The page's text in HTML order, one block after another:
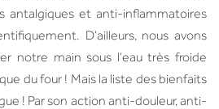
antalgiques et anti-inflammatoires
D’ailleurs, nous avons
notre main sous l’eau très froide
du four ! Mais la liste des bienfaits
! Par son action anti-douleur, anti-